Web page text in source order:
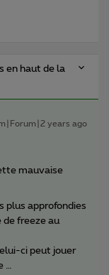
en haut de la
years ago
mauvaise
plus approfondies
de freeze au
ci peut jouer
…